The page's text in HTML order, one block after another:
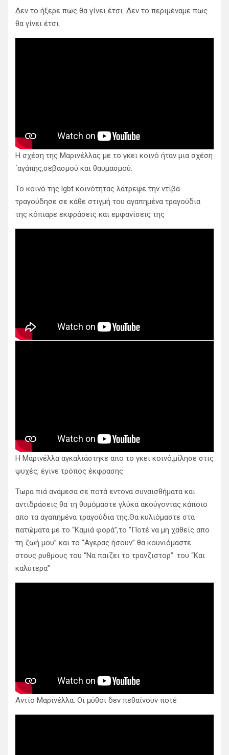
Δεν το ήξερε πως θα γίνει έτσι. Δεν το περιμέναμε πως
θα γίνει έτσι.
Η σχέση της Μαρινέλλας με το γκει κοινό ήταν μια σχέση
΄αγάπης,σεβασμού και θαυμασμού.
Το κοινό της lgbt κοινότητας λάτρεψε την ντίβα
τραγούδησε σε κάθε στιγμή του αγαπημένα τραγούδια
της κόπιαρε εκφράσεις και εμφανίσεις της
Η Μαρινέλλα αγκαλιάστηκε απο το γκει κοινό,μίλησε στις
ψυχές, έγινε τρόπος έκφρασης
Τωρα πιά ανάμεσα σε ποτά εντονα συναισθήματα και
αντιδράσεις θα τη θυμόμαστε γλύκα ακούγοντας κάποιο
απο τα αγαπημένα τραγούδια της.Θα κυλιόμαστε στα
πατώματα με το “Καμιά φορά”,το “Ποτέ να μη χαθείς απο
τη ζωή μου” και το “Αγερας ήσουν” θα κουνιόμαστε
στους ρυθμους του “Να παιζει το τρανζιστορ” .του “Και
καλυτερα”
Αντίο Μαρινέλλα. Οι μύθοι δεν πεθαίνουν ποτέ